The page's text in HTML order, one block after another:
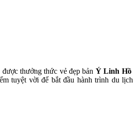
thưởng thức vẻ đẹp bản Ý Linh Hồ
tuyệt vời để bắt đầu hành trình du lịch